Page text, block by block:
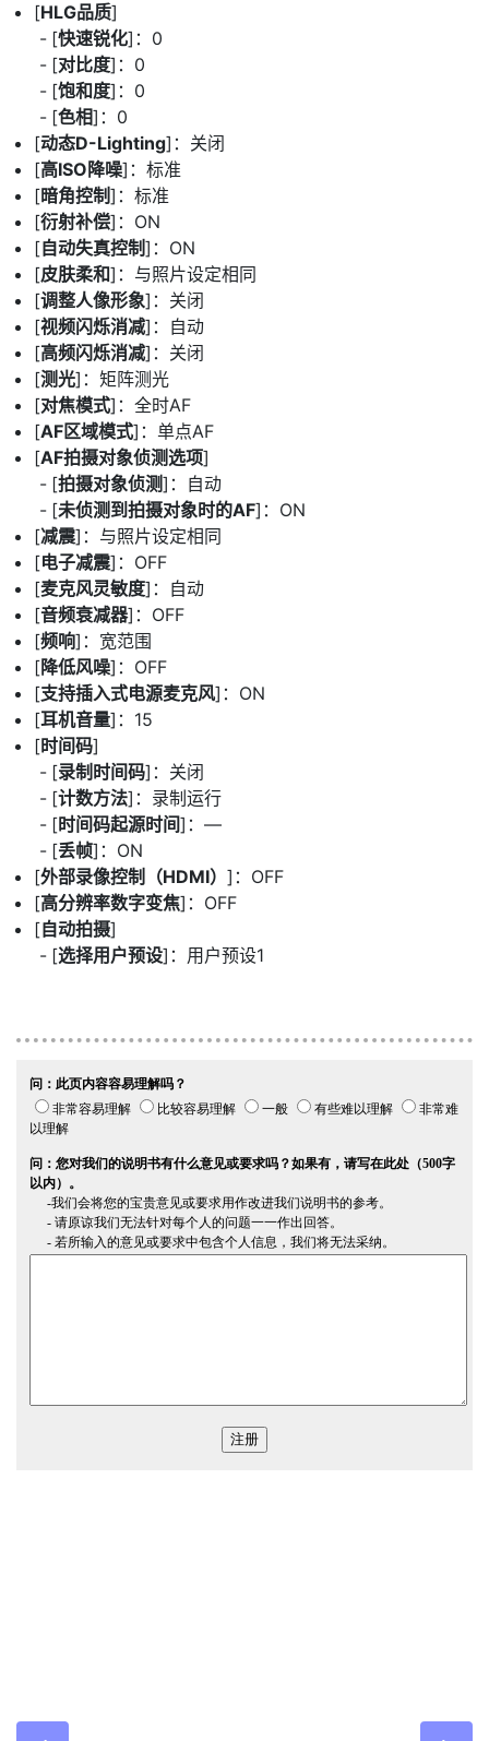
[HLG品质]
[快速锐化]：0
[对比度]：0
[饱和度]：0
[色相]：0
[动态D-Lighting]：关闭
[高ISO降噪]：标准
[暗角控制]：标准
[衍射补偿]：ON
[自动失真控制]：ON
[皮肤柔和]：与照片设定相同
[调整人像形象]：关闭
[视频闪烁消减]：自动
[高频闪烁消减]：关闭
[测光]：矩阵测光
[对焦模式]：全时AF
[AF区域模式]：单点AF
[AF拍摄对象侦测选项]
[拍摄对象侦测]：自动
[未侦测到拍摄对象时的AF]：ON
[减震]：与照片设定相同
[电子减震]：OFF
[麦克风灵敏度]：自动
[音频衰减器]：OFF
[频响]：宽范围
[降低风噪]：OFF
[支持插入式电源麦克风]：ON
[耳机音量]：15
[时间码]
[录制时间码]：关闭
[计数方法]：录制运行
[时间码起源时间]：—
[丢帧]：ON
[外部录像控制（HDMI） ]：OFF
[高分辨率数字变焦]：OFF
[自动拍摄]
[选择用户预设]：用户预设1